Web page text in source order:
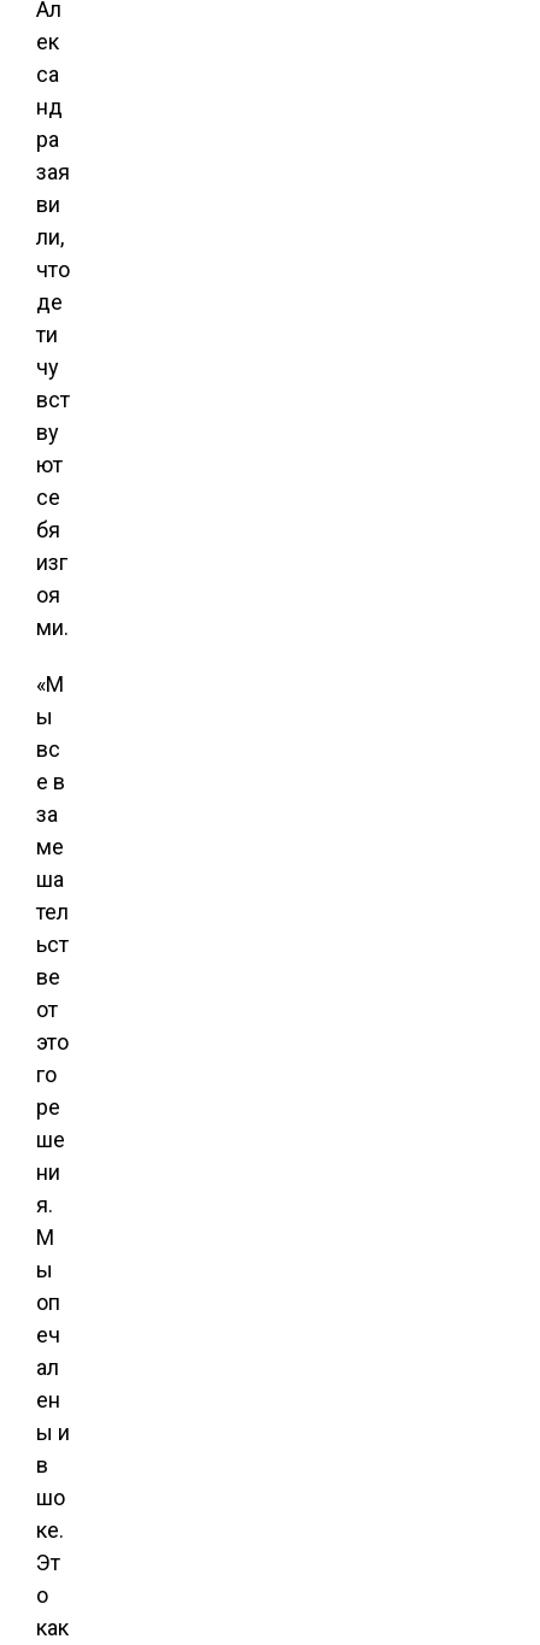
Ал
ек
са
нд
ра
зая
ви
ли,
что
де
ти
чу
вст
ву
ют
се
бя
изг
оя
ми.
«М
ы
вс
е в
за
ме
ша
тел
ьст
ве
от
это
го
ре
ше
ни
я.
М
ы
оп
еч
ал
ен
ы и
в
шо
ке.
Эт
о
как